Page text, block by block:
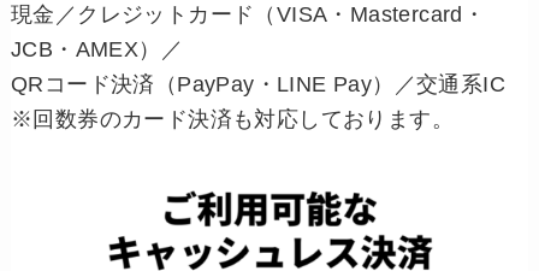
現金／クレジットカード（VISA・Mastercard・
JCB・AMEX）／
QRコード決済（PayPay・LINE Pay）／交通系IC
※回数券のカード決済も対応しております。